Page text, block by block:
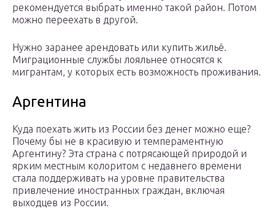
рекомендуется выбрать именно такой район. Потом
можно переехать в другой.
Нужно заранее арендовать или купить жильё.
Миграционные службы лояльнее относятся к
мигрантам, у которых есть возможность проживания.
Аргентина
Куда поехать жить из России без денег можно еще?
Почему бы не в красивую и темпераментную
Аргентину? Эта страна с потрясающей природой и
ярким местным колоритом с недавнего времени
стала поддерживать на уровне правительства
привлечение иностранных граждан, включая
выходцев из России.